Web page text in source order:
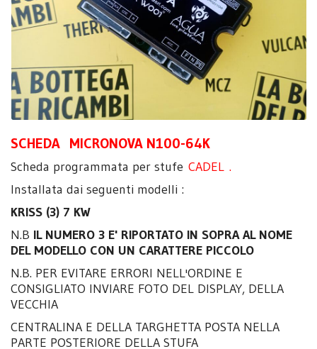
SCHEDA MICRONOVA N100-64K
Scheda programmata per stufe CADEL.
Installata dai seguenti modelli :
KRISS (3) 7 KW
N.B IL NUMERO 3 E' RIPORTATO IN SOPRA AL NOME
DEL MODELLO CON UN CARATTERE PICCOLO
N.B. PER EVITARE ERRORI NELL'ORDINE E
CONSIGLIATO INVIARE FOTO DEL DISPLAY, DELLA
VECCHIA
CENTRALINA E DELLA TARGHETTA POSTA NELLA
PARTE POSTERIORE DELLA STUFA